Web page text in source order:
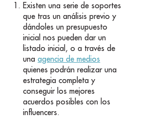
Existen una serie de soportes
que tras un análisis previo y
dándoles un presupuesto
inicial nos pueden dar un
listado inicial, o a través de
unaagencia de medios
quienes podrán realizar una
estrategia completa y
conseguir los mejores
acuerdos posibles con los
influencers.